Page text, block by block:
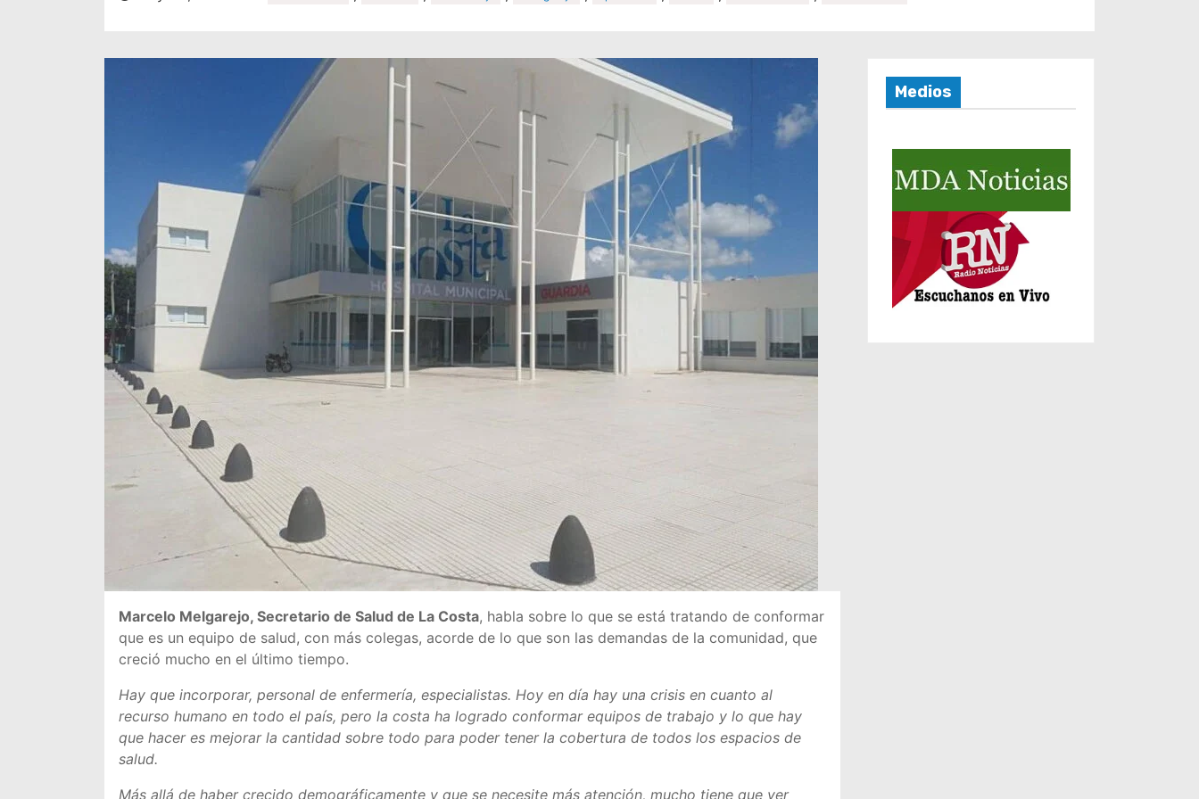
Marcelo Melgarejo, Secretario de Salud de La Costa, habla sobre lo que se está tratando de conformar
que es un equipo de salud, con más colegas, acorde de lo que son las demandas de la comunidad, que
creció mucho en el último tiempo.
Hay que incorporar, personal de enfermería, especialistas. Hoy en día hay una crisis en cuanto al
recurso humano en todo el país, pero la costa ha logrado conformar equipos de trabajo y lo que hay
que hacer es mejorar la cantidad sobre todo para poder tener la cobertura de todos los espacios de
salud.
Más allá de haber crecido demográficamente y que se necesite más atención, mucho tiene que ver
Medios